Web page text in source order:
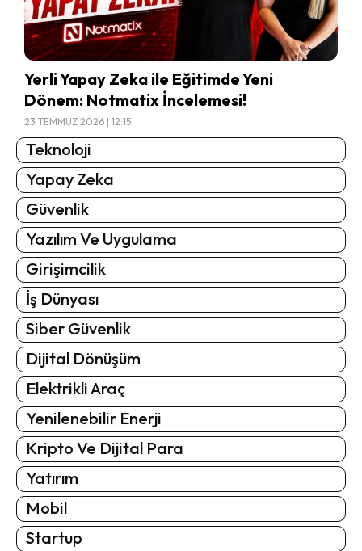
Yerli Yapay Zeka ile Eğitimde Yeni
Dönem: Notmatix İncelemesi!
23 TEMMUZ 2026 | 12:15
Teknoloji
Yapay Zeka
Güvenlik
Yazılım Ve Uygulama
Girişimcilik
İş Dünyası
Siber Güvenlik
Dijital Dönüşüm
Elektrikli Araç
Yenilenebilir Enerji
Kripto Ve Dijital Para
Yatırım
Mobil
Startup